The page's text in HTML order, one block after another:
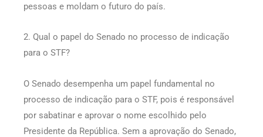
pessoas e moldam o futuro do país.
2. Qual o papel do Senado no processo de indicação
para o STF?
O Senado desempenha um papel fundamental no
processo de indicação para o STF, pois é responsável
por sabatinar e aprovar o nome escolhido pelo
Presidente da República. Sem a aprovação do Senado,